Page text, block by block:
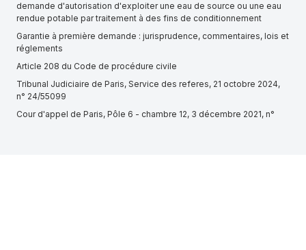
demande d'autorisation d'exploiter une eau de source ou une eau
rendue potable par traitement à des fins de conditionnement
Garantie à première demande : jurisprudence, commentaires, lois et
réglements
Article 208 du Code de procédure civile
Tribunal Judiciaire de Paris, Service des referes, 21 octobre 2024,
n° 24/55099
Cour d'appel de Paris, Pôle 6 - chambre 12, 3 décembre 2021, n°